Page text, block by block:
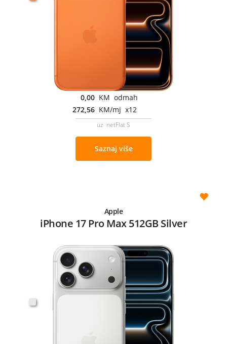
0,00 KM odmah
272,56 KM/mj x12
uz netFlat S
Saznaj više
Apple
iPhone 17 Pro Max 512GB Silver